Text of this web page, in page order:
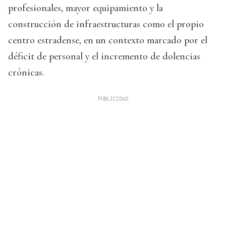
profesionales, mayor equipamiento y la
construcción de infraestructuras como el propio
centro estradense, en un contexto marcado por el
déficit de personal y el incremento de dolencias
crónicas.